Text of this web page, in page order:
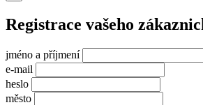
Registrace vašeho
jméno a příjmení
e-mail
heslo
město